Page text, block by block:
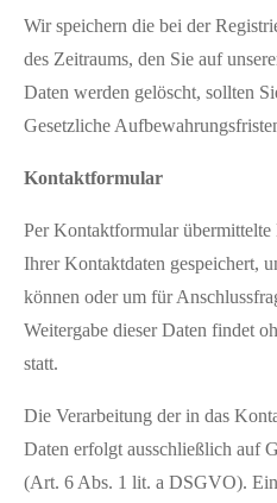
Wir speichern die bei der
des Zeitraums, den Sie auf
Daten werden gelöscht, sollten
Gesetzliche
Kontaktformular
Per Kontaktformular
Ihrer Kontaktdaten gespeichert,
können oder um für
Weitergabe dieser Daten findet
statt.
Die Verarbeitung der in das
Daten erfolgt ausschließlich auf
(Art. 6 Abs. 1 lit. a DSGVO).